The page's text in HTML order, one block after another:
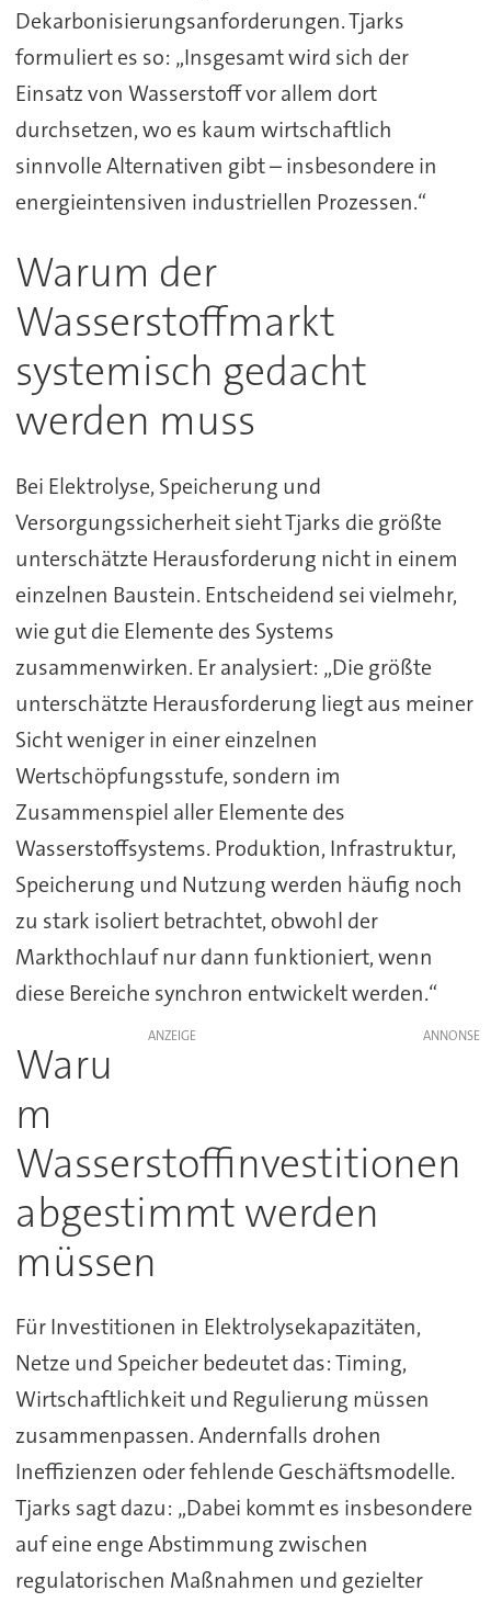
Dekarbonisierungsanforderungen. Tjarks
formuliert es so: „Insgesamt wird sich der
Einsatz von Wasserstoff vor allem dort
durchsetzen, wo es kaum wirtschaftlich
sinnvolle Alternativen gibt – insbesondere in
energieintensiven industriellen Prozessen.“
Warum der
Wasserstoffmarkt
systemisch gedacht
werden muss
Bei Elektrolyse, Speicherung und
Versorgungssicherheit sieht Tjarks die größte
unterschätzte Herausforderung nicht in einem
einzelnen Baustein. Entscheidend sei vielmehr,
wie gut die Elemente des Systems
zusammenwirken. Er analysiert: „Die größte
unterschätzte Herausforderung liegt aus meiner
Sicht weniger in einer einzelnen
Wertschöpfungsstufe, sondern im
Zusammenspiel aller Elemente des
Wasserstoffsystems. Produktion, Infrastruktur,
Speicherung und Nutzung werden häufig noch
zu stark isoliert betrachtet, obwohl der
Markthochlauf nur dann funktioniert, wenn
diese Bereiche synchron entwickelt werden.“
ANZEIGE
Waru
m
Wasserstoffinvestitionen
abgestimmt werden
müssen
Für Investitionen in Elektrolysekapazitäten,
Netze und Speicher bedeutet das: Timing,
Wirtschaftlichkeit und Regulierung müssen
zusammenpassen. Andernfalls drohen
Ineffizienzen oder fehlende Geschäftsmodelle.
Tjarks sagt dazu: „Dabei kommt es insbesondere
auf eine enge Abstimmung zwischen
regulatorischen Maßnahmen und gezielter